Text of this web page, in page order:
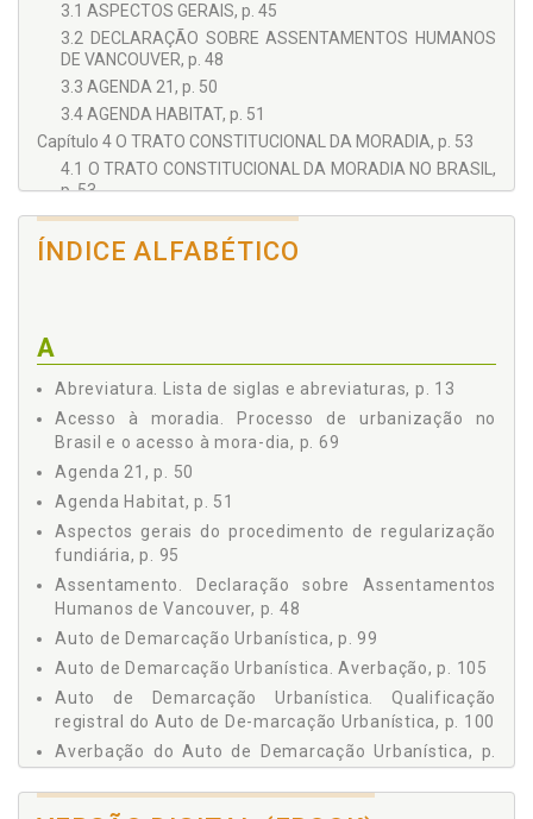
3.1 ASPECTOS GERAIS, p. 45
3.2 DECLARAÇÃO SOBRE ASSENTAMENTOS HUMANOS
DE VANCOUVER, p. 48
3.3 AGENDA 21, p. 50
3.4 AGENDA HABITAT, p. 51
Capítulo 4 O TRATO CONSTITUCIONAL DA MORADIA, p. 53
4.1 O TRATO CONSTITUCIONAL DA MORADIA NO BRASIL,
p. 53
4.2 FUNÇÃO SOCIAL DA PROPRIEDADE E DA POSSE, p. 61
Capítulo 5 PROCESSO DE URBANIZAÇÃO NO BRASIL E O
ACESSO À MORADIA, p. 69
6.1 VISÃO PANORÂMICA, p. 85
6.2 A REGULARIZAÇÃO FUNDIÁRIA, p. 91
6.3 PROCEDIMENTOS DE REGULARIZAÇÃO FUNDIÁRIA DA
LEI 11.977/2009, p. 95
6.3.1 Aspectos Gerais do Procedimento de
Regularização Fundiária, p. 95
6.3.2 Auto de Demarcação Urbanística, p. 99
6.3.3 Qualificação Registral do Auto de Demarcação
Urbanística, p. 100
6.3.4 Notificação dos Proprietários e Detentores de
Direitos Reais, p. 102
6.3.5 Notificação dos Confrontantes, p. 102
6.3.6 Impugnação do Auto de Demarcação Urbanística,
p. 103
6.3.7 Convite para Tentativa de Entendimento, p. 104
ÍNDICE ALFABÉTICO
A
Abreviatura. Lista de siglas e abreviaturas, p. 13
Acesso à moradia. Processo de urbanização no
Brasil e o acesso à mora-dia, p. 69
Agenda 21, p. 50
Agenda Habitat, p. 51
Aspectos gerais do procedimento de regularização
fundiária, p. 95
Assentamento. Declaração sobre Assentamentos
Humanos de Vancouver, p. 48
Auto de Demarcação Urbanística, p. 99
Auto de Demarcação Urbanística. Averbação, p. 105
Auto de Demarcação Urbanística. Qualificação
registral do Auto de De-marcação Urbanística, p. 100
Averbação do Auto de Demarcação Urbanística, p.